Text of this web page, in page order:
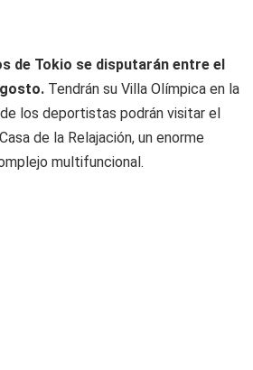
de Tokio se disputarán entre el
Tendrán su Villa Olímpica en la
los deportistas podrán visitar el
de la Relajación, un enorme
multifuncional.